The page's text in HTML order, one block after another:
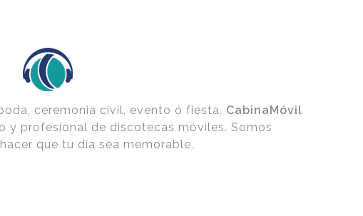
ceremonia civil, evento ó fiesta, CabinaMóvil
y profesional de discotecas móviles. Somos
que tu día sea memorable.